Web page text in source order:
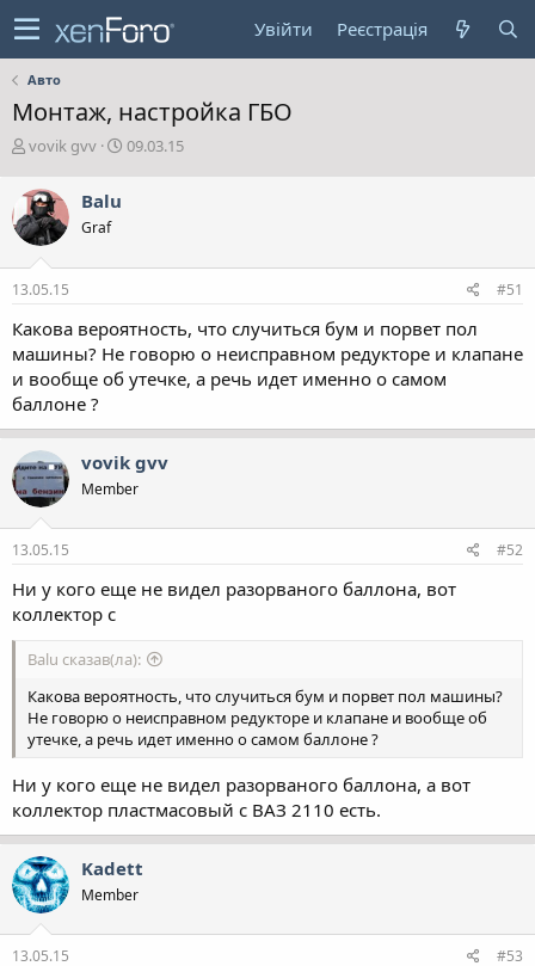
Увійти Реєстрація
Авто
Монтаж, настройка ГБО
А
т
о
р
т
е
м
vovik gvv
Д
в
е
н
н
09.03.15
Balu
Graf
13.05.15 #51
Какова вероятность, что случиться бум и порвет пол
машины? Не говорю о неисправном редукторе и клапане
и вообще об утечке, а речь идет именно о самом
баллоне ?
vovik gvv
Member
13.05.15 #52
Ни у кого еще не видел разорваного баллона, вот
коллектор с
Balu сказав(ла):
Какова вероятность, что случиться бум и порвет пол машины?
Не говорю о неисправном редукторе и клапане и вообще об
утечке, а речь идет именно о самом баллоне ?
Ни у кого еще не видел разорваного баллона, а вот
коллектор пластмасовый с ВАЗ 2110 есть.
Kadett
Member
13.05.15 #53